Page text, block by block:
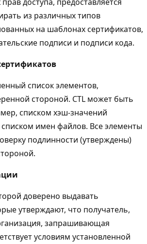
из различных типов
на шаблонах сертификатов,
подписи и подписи кода.
список элементов,
стороной. CTL может быть
списком хэш-значений
имен файлов. Все элементы
подлинности (утверждены)
доверено выдавать
утверждают, что получатель,
запрашивающая
условиям установленной